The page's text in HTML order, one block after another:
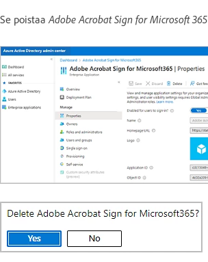
Se poistaaAdobe Acrobat Sign for Microsoft 365